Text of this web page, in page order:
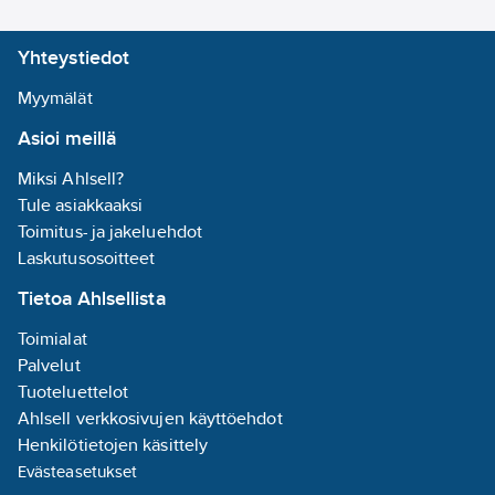
Yhteystiedot
Myymälät
Asioi meillä
Miksi Ahlsell?
Tule asiakkaaksi
Toimitus- ja jakeluehdot
Laskutusosoitteet
Tietoa Ahlsellista
Toimialat
Palvelut
Tuoteluettelot
Ahlsell verkkosivujen käyttöehdot
Henkilötietojen käsittely
Evästeasetukset